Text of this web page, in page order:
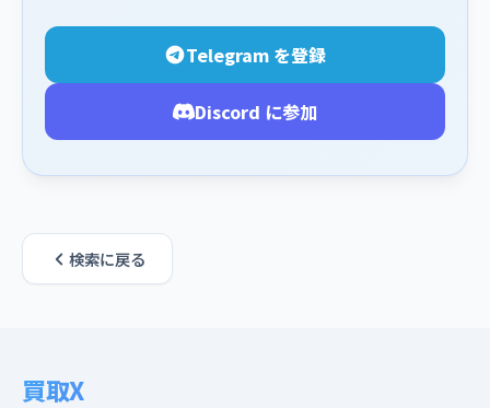
Telegram を登録
Discord に参加
検索に戻る
買取X